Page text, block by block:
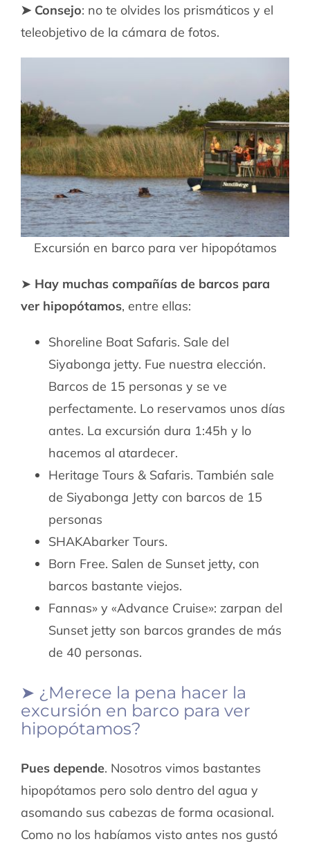
➤ Consejo: no te olvides los prismáticos y el
teleobjetivo de la cámara de fotos.
Excursión en barco para ver hipopótamos
➤ Hay muchas compañías de barcos para
ver hipopótamos, entre ellas:
Shoreline Boat Safaris. Sale del
Siyabonga jetty. Fue nuestra elección.
Barcos de 15 personas y se ve
perfectamente. Lo reservamos unos días
antes. La excursión dura 1:45h y lo
hacemos al atardecer.
Heritage Tours & Safaris. También sale
de Siyabonga Jetty con barcos de 15
personas
SHAKAbarker Tours.
Born Free. Salen de Sunset jetty, con
barcos bastante viejos.
Fannas» y «Advance Cruise»: zarpan del
Sunset jetty son barcos grandes de más
de 40 personas.
➤ ¿Merece la pena hacer la
excursión en barco para ver
hipopótamos?
Pues depende. Nosotros vimos bastantes
hipopótamos pero solo dentro del agua y
asomando sus cabezas de forma ocasional.
Como no los habíamos visto antes nos gustó